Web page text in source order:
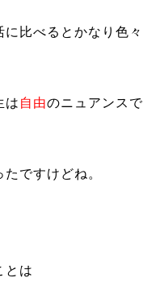
比べるとかなり色々
は 自由のニュアンスで
ですけどね。
とは